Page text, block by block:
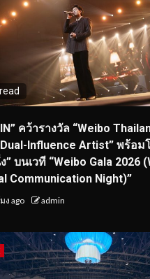
คว้ารางวัล “Weibo
Influence Artist” พร้อม
” บนเวที “Weibo Gala 2026
Communication Night)”
ง ago admin